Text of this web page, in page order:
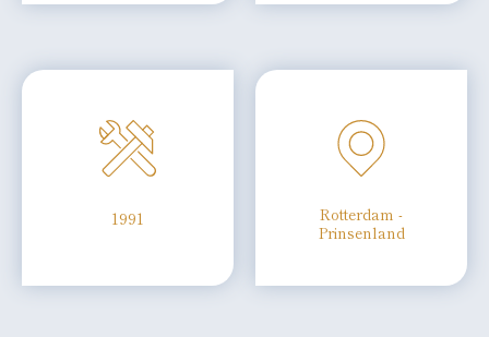
1991
Rotterdam -
Prinsenland